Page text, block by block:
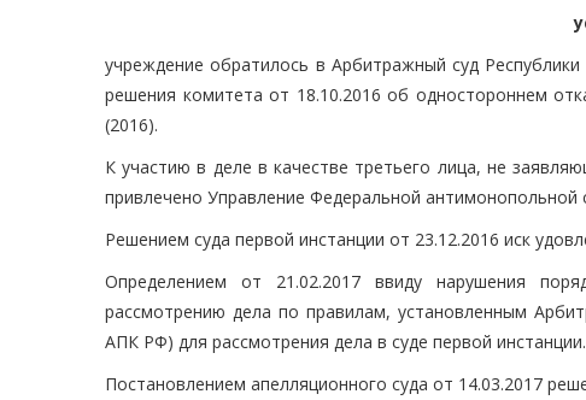
учреждение обратилось в Арбитражный суд
решения комитета от 18.10.2016 об одностороннем
(2016).
К участию в деле в качестве третьего лица, не
привлечено Управление Федеральной
Решением суда первой инстанции от 23.12.2016 иск
Определением от 21.02.2017 ввиду нарушения
рассмотрению дела по правилам, установленным
АПК РФ) для рассмотрения дела в суде первой инстанции.
Постановлением апелляционного суда от 14.03.2017